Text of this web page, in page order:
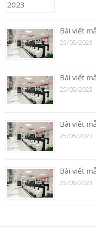
Bài viết
25/05/2023
Bài viết
25/05/2023
Bài viết
25/05/2023
Bài viết
25/05/2023